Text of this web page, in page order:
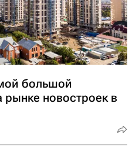
большой
рынке новостроек в